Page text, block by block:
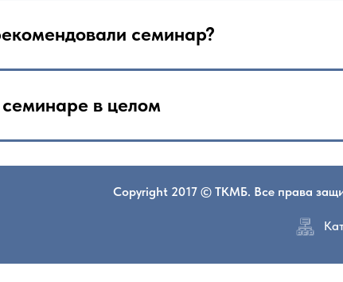
семинар?
в целом
Copyright 2017 © ТКМБ. Все права